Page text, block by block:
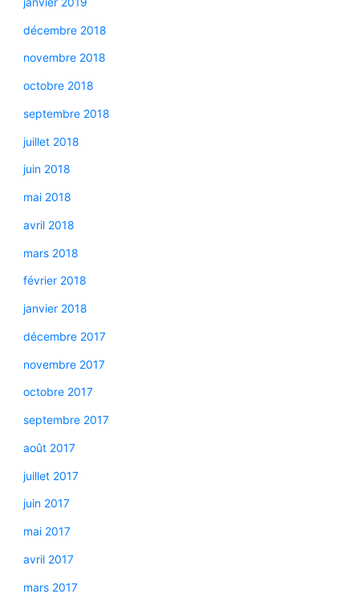
décembre 2018
novembre 2018
octobre 2018
septembre 2018
juillet 2018
juin 2018
mai 2018
avril 2018
mars 2018
février 2018
janvier 2018
décembre 2017
novembre 2017
octobre 2017
septembre 2017
août 2017
juillet 2017
juin 2017
mai 2017
avril 2017
mars 2017